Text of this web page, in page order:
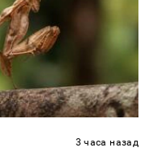
3 часа назад